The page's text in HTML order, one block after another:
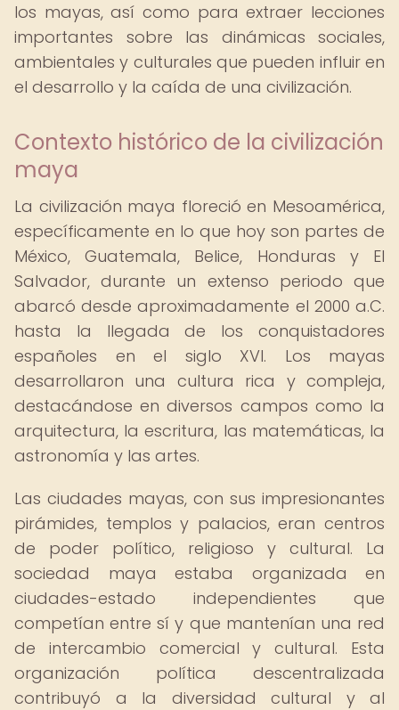
los mayas, así como para extraer lecciones
importantes sobre las dinámicas sociales,
ambientales y culturales que pueden influir en
el desarrollo y la caída de una civilización.
Contexto histórico de la civilización
maya
La civilización maya floreció en Mesoamérica,
específicamente en lo que hoy son partes de
México, Guatemala, Belice, Honduras y El
Salvador, durante un extenso periodo que
abarcó desde aproximadamente el 2000 a.C.
hasta la llegada de los conquistadores
españoles en el siglo XVI. Los mayas
desarrollaron una cultura rica y compleja,
destacándose en diversos campos como la
arquitectura, la escritura, las matemáticas, la
astronomía y las artes.
Las ciudades mayas, con sus impresionantes
pirámides, templos y palacios, eran centros
de poder político, religioso y cultural. La
sociedad maya estaba organizada en
ciudades-estado independientes que
competían entre sí y que mantenían una red
de intercambio comercial y cultural. Esta
organización política descentralizada
contribuyó a la diversidad cultural y al